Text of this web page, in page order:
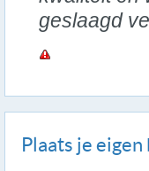
geslaagd
Plaats je